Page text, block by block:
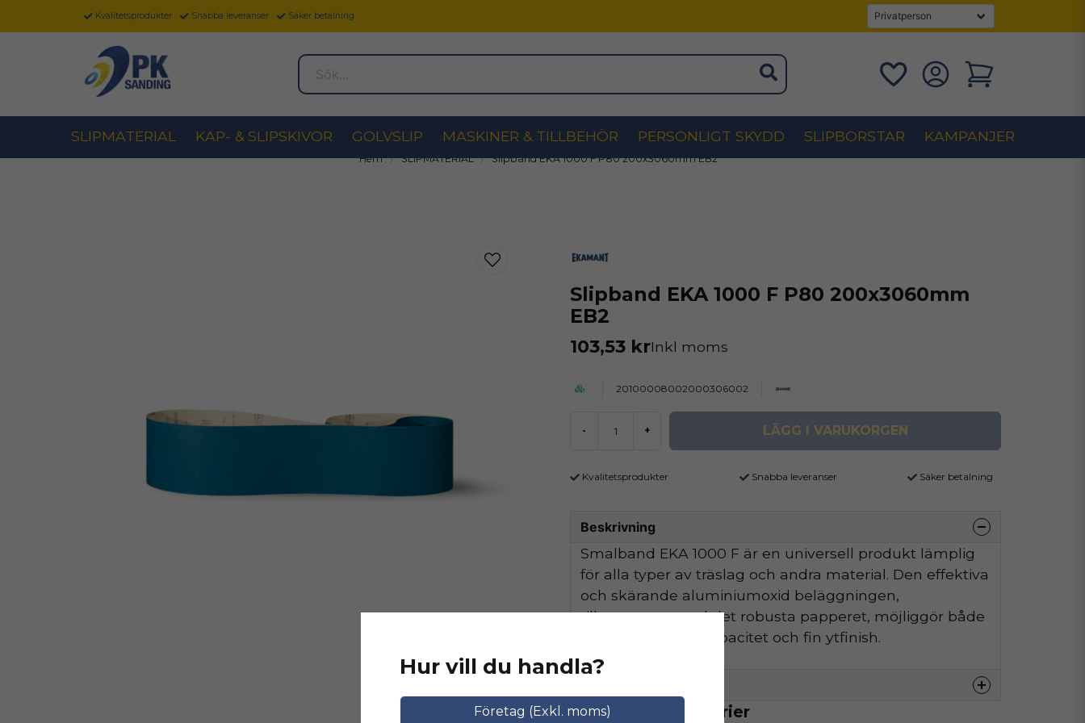
Kvalitetsprodukter Snabba leveranser Säker betalning
Sök...
SLIPMATERIAL KAP- & SLIPSKIVOR GOLVSLIP MASKINER & TILLBEHÖR PERSONLIGT SKYDD SLIPBORSTAR KAMPANJER
Hem SLIPMATERIAL Slipband EKA 1000 F P80 200x3060mm EB2
Slipband EKA 1000 F P80 200x3060mm
EB2
103,53 krInkl moms
20100008002000306002
- + LÄGG I VARUKORGEN
Kvalitetsprodukter Snabba leveranser Säker betalning
Beskrivning
Smalband EKA 1000 F är en universell produkt lämplig
för alla typer av träslag och andra material. Den effektiva
och skärande aluminiumoxid beläggningen,
tillsammans med det robusta papperet, möjliggör både
hög avverkningskapacitet och fin ytfinish.
Relaterade kategorier
Hur vill du handla?
Företag (Exkl. moms)